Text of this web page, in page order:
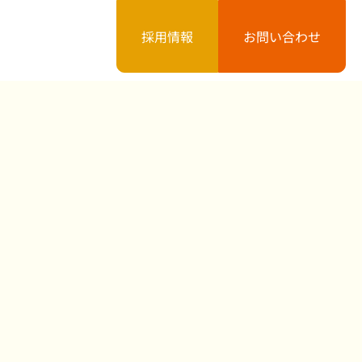
採用情報 お問い合わせ